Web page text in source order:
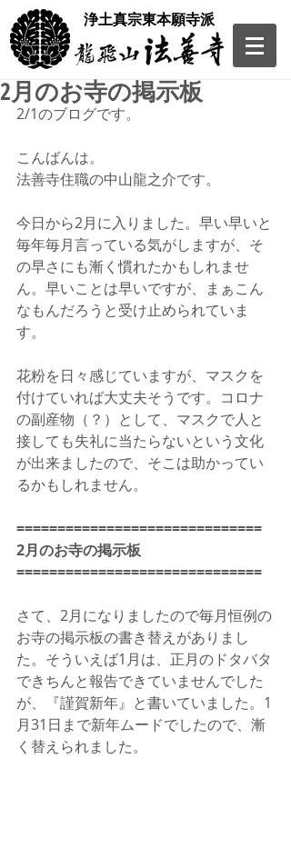
​浄土真宗東本願寺派
2月のお寺の掲示板
2/1のブログです。
こんばんは。
法善寺住職の中山龍之介です。
今日から2月に入りました。早い早いと
毎年毎月言っている気がしますが、そ
の早さにも漸く慣れたかもしれませ
ん。早いことは早いですが、まぁこん
なもんだろうと受け止められていま
す。
花粉を日々感じていますが、マスクを
付けていれば大丈夫そうです。コロナ
の副産物（？）として、マスクで人と
接しても失礼に当たらないという文化
が出来ましたので、そこは助かってい
るかもしれません。
==============================
2月のお寺の掲示板
==============================
さて、2月になりましたので毎月恒例の
お寺の掲示板の書き替えがありまし
た。そういえば1月は、正月のドタバタ
できちんと報告できていませんでした
が、『謹賀新年』と書いていました。1
月31日まで新年ムードでしたので、漸
く替えられました。